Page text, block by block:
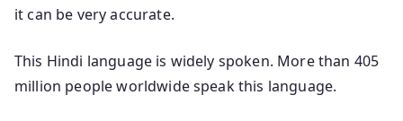
it can be very accurate.
This Hindi language is widely spoken. More than 405
million people worldwide speak this language.